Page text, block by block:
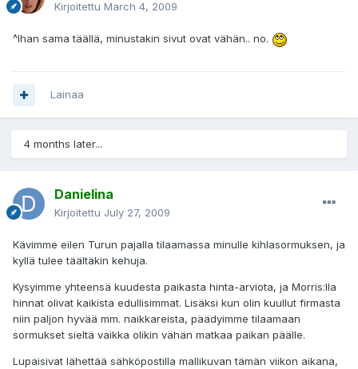
Kirjoitettu March 4, 2009
^Ihan sama täällä, minustakin sivut ovat vähän.. no.
Lainaa
4 months later...
Danielina
Kirjoitettu July 27, 2009
Kävimme eilen Turun pajalla tilaamassa minulle kihlasormuksen, ja
kyllä tulee täältäkin kehuja.
Kysyimme yhteensä kuudesta paikasta hinta-arviota, ja Morris:lla
hinnat olivat kaikista edullisimmat. Lisäksi kun olin kuullut firmasta
niin paljon hyvää mm. naikkareista, päädyimme tilaamaan
sormukset sieltä vaikka olikin vähän matkaa paikan päälle.
Lupaisivat lähettää sähköpostilla mallikuvan tämän viikon aikana,